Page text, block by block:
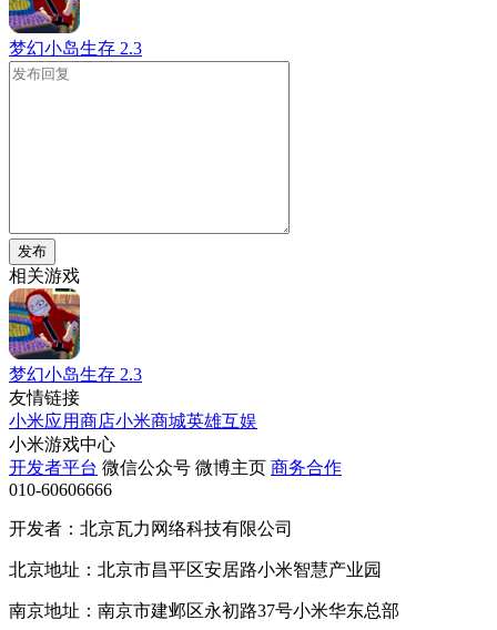
梦幻小岛生存 2.3
发布
相关游戏
梦幻小岛生存 2.3
友情链接
小米应用商店小米商城英雄互娱
小米游戏中心
开发者平台 微信公众号 微博主页 商务合作
010-60606666
开发者：北京瓦力网络科技有限公司
北京地址：北京市昌平区安居路小米智慧产业园
南京地址：南京市建邺区永初路37号小米华东总部